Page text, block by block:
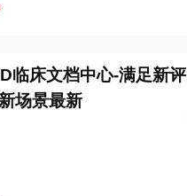
临床文档中心-满足新评
场景最新